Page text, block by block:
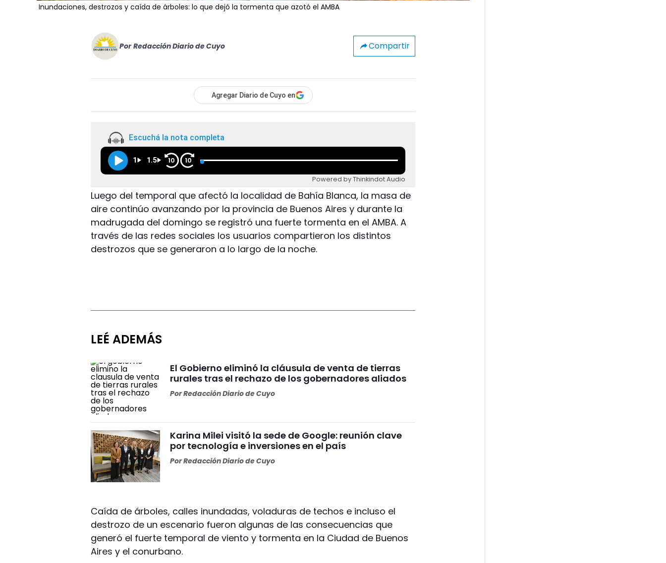
Inundaciones, destrozos y caída de árboles: lo que dejó la tormenta que azotó el AMBA
Por Redacción Diario de Cuyo Compartir
Agregar Diario de Cuyo en
Escuchá la nota completa
1 1.5 10 10
Powered by Thinkindot Audio
Luego del temporal que afectó la localidad de Bahía Blanca, la masa de
aire continúo avanzando por la provincia de Buenos Aires y durante la
madrugada del domingo se registró una fuerte tormenta en el AMBA. A
través de las redes sociales los usuarios compartieron los distintos
destrozos que se generaron a lo largo de la noche.
LEÉ ADEMÁS
El Gobierno eliminó la cláusula de venta de tierras
rurales tras el rechazo de los gobernadores aliados
PorRedacción Diario de Cuyo
Karina Milei visitó la sede de Google: reunión clave
por tecnología e inversiones en el país
PorRedacción Diario de Cuyo
Caída de árboles, calles inundadas, voladuras de techos e incluso el
destrozo de un escenario fueron algunas de las consecuencias que
generó el fuerte temporal de viento y tormenta en la Ciudad de Buenos
Aires y el conurbano.